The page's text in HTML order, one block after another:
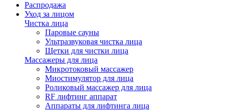
Распродажа
Уход за лицом
Чистка лица
Паровые сауны
Ультразвуковая чистка лица
Щетки для чистки лица
Массажеры для лица
Микротоковый массажер
Миостимулятор для лица
Роликовый массажер для лица
RF лифтинг аппарат
Аппараты для лифтинга лица